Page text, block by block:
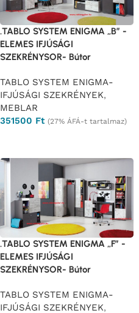
.TABLO SYSTEM ENIGMA „B” -
ELEMES IFJÚSÁGI
SZEKRÉNYSOR- Bútor
TABLO SYSTEM ENIGMA-
IFJÚSÁGI SZEKRÉNYEK,
MEBLAR
351500 Ft (27% ÁFÁ-t tartalmaz)
.TABLO SYSTEM ENIGMA „F” -
ELEMES IFJÚSÁGI
SZEKRÉNYSOR- Bútor
TABLO SYSTEM ENIGMA-
IFJÚSÁGI SZEKRÉNYEK,